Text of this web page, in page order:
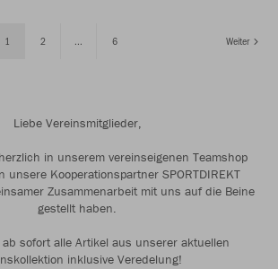
1 2 ... 6 Weiter
Liebe Vereinsmitglieder,
in unserem vereinseigenen Teamshop
unsere Kooperationspartner SPORTDIREKT
Zusammenarbeit mit uns auf die Beine
gestellt haben.
sofort alle Artikel aus unserer aktuellen
inklusive Veredelung!